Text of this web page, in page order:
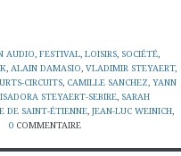
AUDIO, FESTIVAL, LOISIRS, SOCIÉTÉ,
,ALAIN DAMASIO,VLADIMIR STEYAERT,
CIRCUITS, CAMILLE SANCHEZ, YANN
ISADORA STEYAERT-SEBIRE, SARAH
DE SAINT-ÉTIENNE, JEAN-LUC WEINICH,
0 COMMENTAIRE